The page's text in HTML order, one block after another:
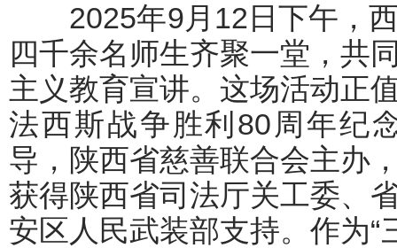
2025年9月12日下午，西
四千余名师生齐聚一堂，共
主义教育宣讲。这场活动正
法西斯战争胜利80周年纪
导，陕西省慈善联合会主办
获得陕西省司法厅关工委、
安区人民武装部支持。作为